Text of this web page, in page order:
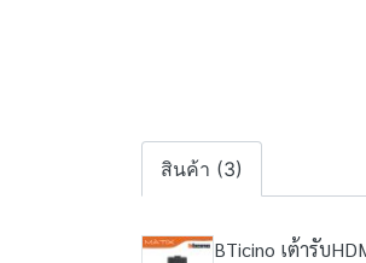
สินค้า (3)
BTicino เต้ารับ